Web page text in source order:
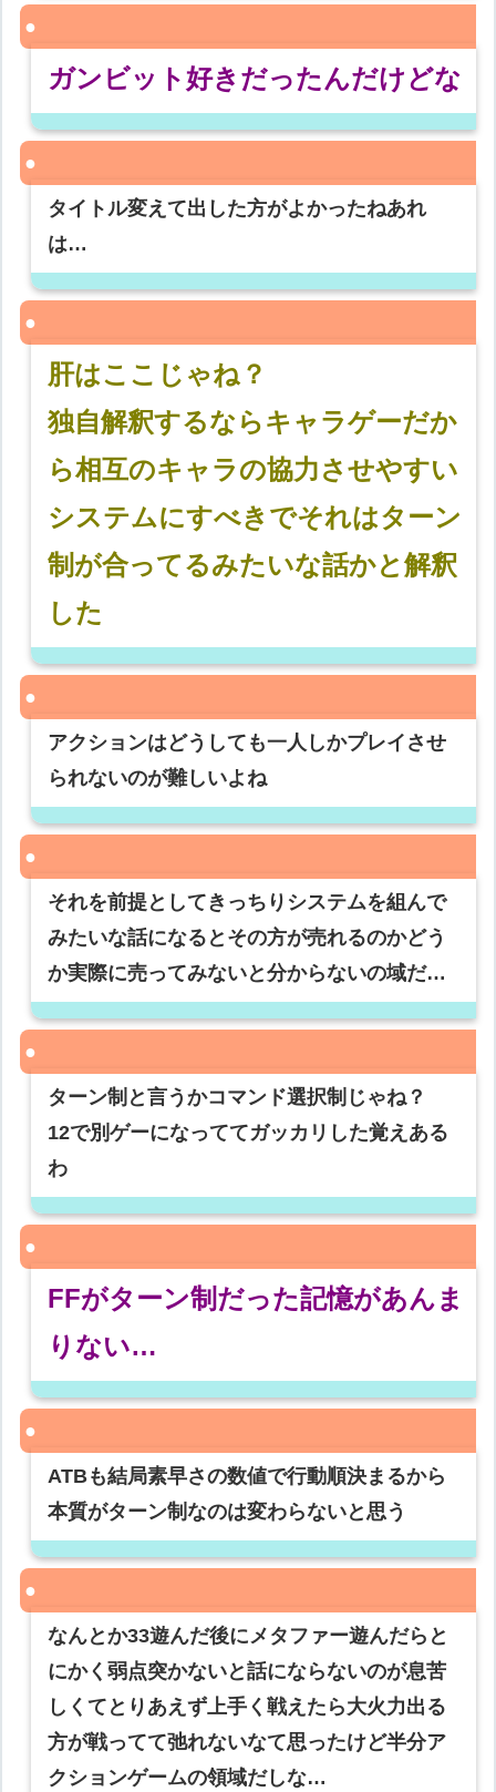
ガンビット好きだったんだけどな
タイトル変えて出した方がよかったねあれ
は…
肝はここじゃね？
独自解釈するならキャラゲーだか
ら相互のキャラの協力させやすい
システムにすべきでそれはターン
制が合ってるみたいな話かと解釈
した
アクションはどうしても一人しかプレイさせ
られないのが難しいよね
それを前提としてきっちりシステムを組んで
みたいな話になるとその方が売れるのかどう
か実際に売ってみないと分からないの域だ…
ターン制と言うかコマンド選択制じゃね？
12で別ゲーになっててガッカリした覚えある
わ
FFがターン制だった記憶があんま
りない…
ATBも結局素早さの数値で行動順決まるから
本質がターン制なのは変わらないと思う
なんとか33遊んだ後にメタファー遊んだらと
にかく弱点突かないと話にならないのが息苦
しくてとりあえず上手く戦えたら大火力出る
方が戦ってて弛れないなて思ったけど半分ア
クションゲームの領域だしな…